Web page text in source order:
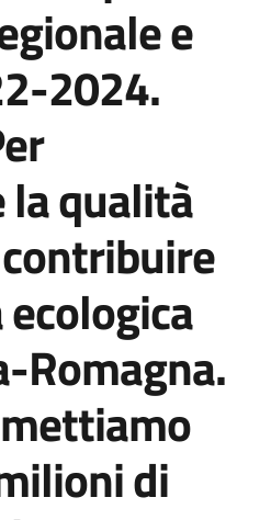
e
2024.
qualità
Romagna.
di